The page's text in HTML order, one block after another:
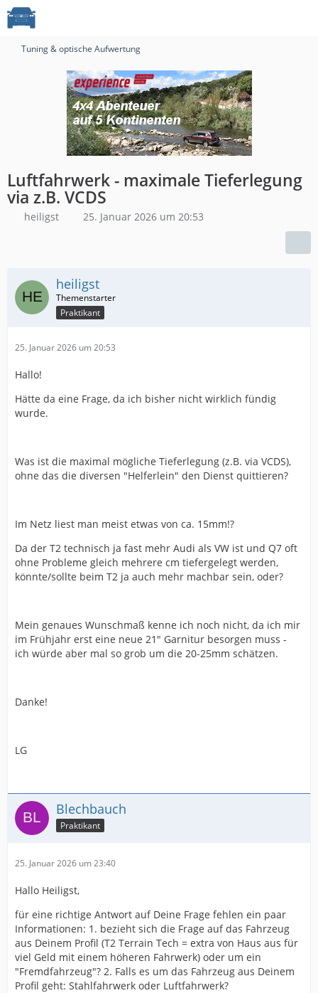
Tuning & optische Aufwertung
Luftfahrwerk - maximale Tieferlegung
via z.B. VCDS
heiligst 25. Januar 2026 um 20:53
heiligst
Praktikant
25. Januar 2026 um 20:53
Hallo!
Hätte da eine Frage, da ich bisher nicht wirklich fündig
wurde.
Was ist die maximal mögliche Tieferlegung (z.B. via VCDS),
ohne das die diversen "Helferlein" den Dienst quittieren?
Im Netz liest man meist etwas von ca. 15mm!?
Da der T2 technisch ja fast mehr Audi als VW ist und Q7 oft
ohne Probleme gleich mehrere cm tiefergelegt werden,
könnte/sollte beim T2 ja auch mehr machbar sein, oder?
Mein genaues Wunschmaß kenne ich noch nicht, da ich mir
im Frühjahr erst eine neue 21" Garnitur besorgen muss -
ich würde aber mal so grob um die 20-25mm schätzen.
Danke!
LG
Blechbauch
Praktikant
25. Januar 2026 um 23:40
Hallo Heiligst,
für eine richtige Antwort auf Deine Frage fehlen ein paar
Informationen: 1. bezieht sich die Frage auf das Fahrzeug
aus Deinem Profil (T2 Terrain Tech = extra von Haus aus für
viel Geld mit einem höheren Fahrwerk) oder um ein
"Fremdfahrzeug"? 2. Falls es um das Fahrzeug aus Deinem
Profil geht: Stahlfahrwerk oder Luftfahrwerk?